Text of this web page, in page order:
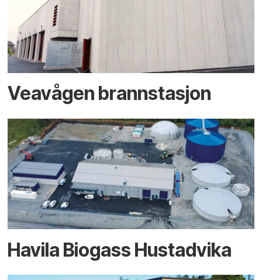
Veavågen brannstasjon
Havila Biogass Hustadvika